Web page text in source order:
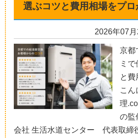
選ぶコツと費用相場をプロ
2026年07月
京都
ミ
と費
こん
理
の監
会社 生活水道センター 代表取締